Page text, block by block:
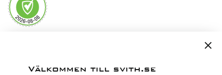
Välkommen till svith.se